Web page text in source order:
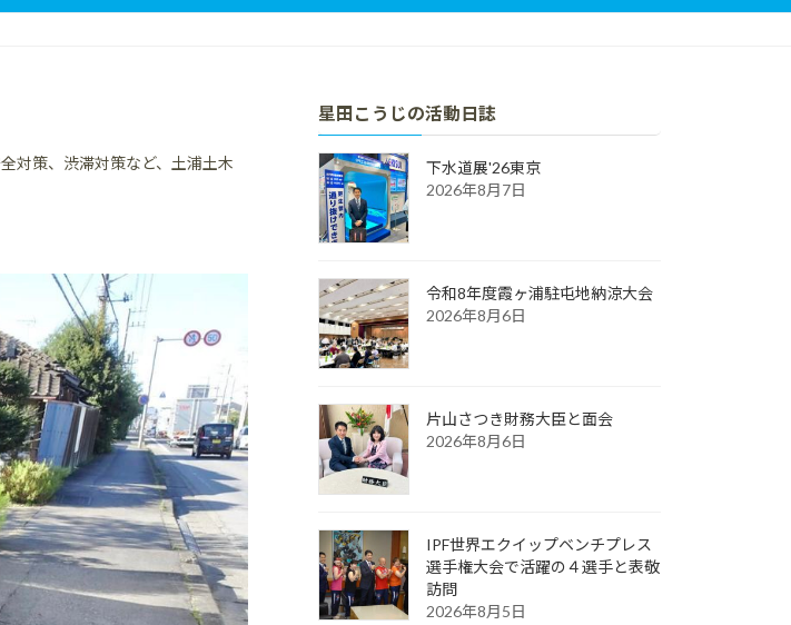
対策、渋滞対策など、土浦土木
星田こうじの活動日誌
下水道展'26東京
2026年8月7日
令和8年度霞ヶ浦駐屯地納涼大会
2026年8月6日
片山さつき財務大臣と面会
2026年8月6日
IPF世界エクイップベンチプレス
選手権大会で活躍の４選手と表敬
訪問
2026年8月5日